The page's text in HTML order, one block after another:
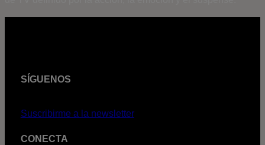
SÍGUENOS
Suscribirme a la newsletter
CONECTA